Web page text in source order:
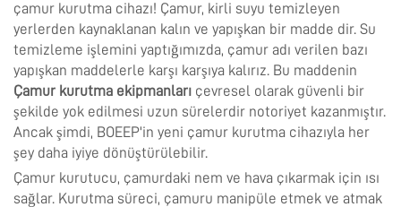
çamur kurutma cihazı! Çamur, kirli suyu temizleyen
yerlerden kaynaklanan kalın ve yapışkan bir madde dir. Su
temizleme işlemini yaptığımızda, çamur adı verilen bazı
yapışkan maddelerle karşı karşıya kalırız. Bu maddenin
Çamur kurutma ekipmanları çevresel olarak güvenli bir
şekilde yok edilmesi uzun sürelerdir notoriyet kazanmıştır.
Ancak şimdi, BOEEP'in yeni çamur kurutma cihazıyla her
şey daha iyiye dönüştürülebilir.
Çamur kurutucu, çamurdaki nem ve hava çıkarmak için ısı
sağlar. Kurutma süreci, çamuru manipüle etmek ve atmak